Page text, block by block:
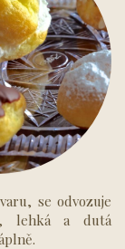
se odvozuje
lehká a dutá